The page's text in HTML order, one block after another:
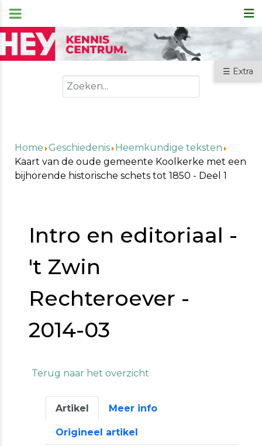
☰ Extra
Zoeken
Home Geschiedenis Heemkundige teksten
Kaart van de oude gemeente Koolkerke met een
bijhorende historische schets tot 1850 - Deel 1
Intro en editoriaal -
't Zwin
Rechteroever -
2014-03
Terug naar het overzicht
Artikel Meer info
Origineel artikel